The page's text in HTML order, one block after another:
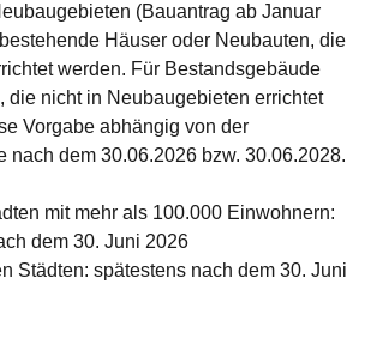
(Bauantrag ab Januar
Häuser oder Neubauten, die
werden. Für Bestandsgebäude
die nicht in Neubaugebieten errichtet
Vorgabe abhängig von der
nach dem 30.06.2026 bzw. 30.06.2028.
mit mehr als 100.000 Einwohnern:
dem 30. Juni 2026
Städten: spätestens nach dem 30. Juni